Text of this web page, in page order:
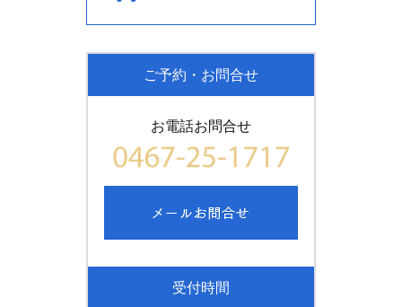
ご予約・お問合せ
お電話お問合せ
受付時間